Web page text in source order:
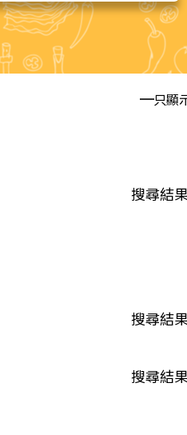
只顯
搜尋結
搜尋結
搜尋結